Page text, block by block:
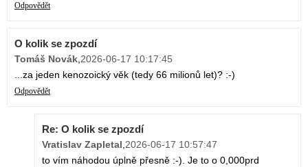
Odpovědět
O kolik se zpozdí
Tomáš Novák 2026-06-17 10:17:45
...za jeden kenozoický věk (tedy 66 milionů let)? :-)
Odpovědět
Re: O kolik se zpozdí
Vratislav Zapletal 2026-06-17 10:57:47
to vím náhodou úplně přesně :-). Je to o 0,000prd